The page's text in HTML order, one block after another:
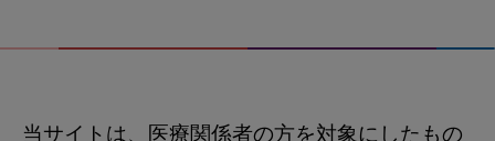
当サイトは、医療関係者の方を対象にしたもの